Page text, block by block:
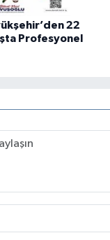
22
Profesyonel